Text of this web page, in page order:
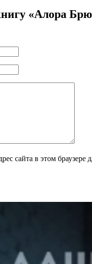
«Алора
сайта в этом